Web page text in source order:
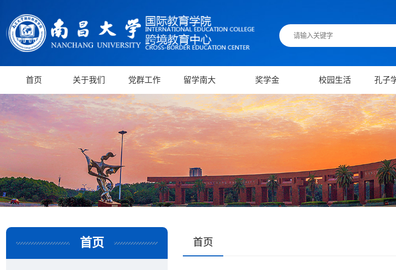
首页 关于我们 党群工作 留学南大 奖学金 校园生活 孔子
首页 首页